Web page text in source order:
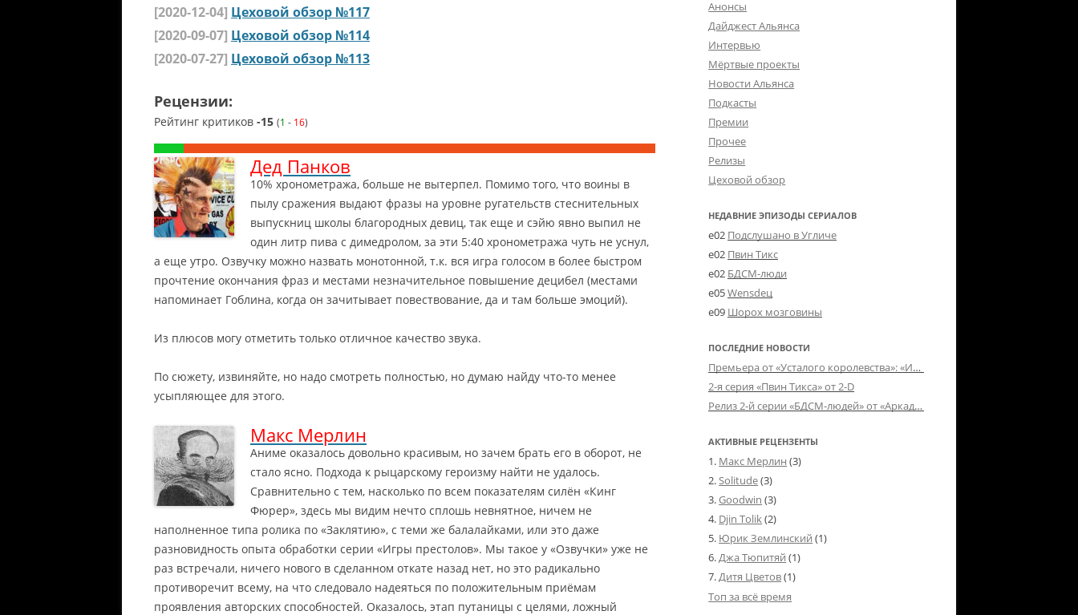
[2020-12-04] Цеховой обзор №117
[2020-09-07] Цеховой обзор №114
[2020-07-27] Цеховой обзор №113
Рецензии:
Рейтинг критиков -15 (1 - 16)
Дед Панков
10% хронометража, больше не вытерпел. Помимо того, что воины в
пылу сражения выдают фразы на уровне ругательств стеснительных
выпускниц школы благородных девиц, так еще и сэйю явно выпил не
один литр пива с димедролом, за эти 5:40 хронометража чуть не уснул,
а еще утро. Озвучку можно назвать монотонной, т.к. вся игра голосом в более быстром
прочтение окончания фраз и местами незначительное повышение децибел (местами
напоминает Гоблина, когда он зачитывает повествование, да и там больше эмоций).
Из плюсов могу отметить только отличное качество звука.
По сюжету, извиняйте, но надо смотреть полностью, но думаю найду что-то менее
усыпляющее для этого.
Макс Мерлин
Аниме оказалось довольно красивым, но зачем брать его в оборот, не
стало ясно. Подхода к рыцарскому героизму найти не удалось.
Сравнительно с тем, насколько по всем показателям силён «Кинг
Фюрер», здесь мы видим нечто сплошь невнятное, ничем не
наполненное типа ролика по «Заклятию», с теми же балалайками, или это даже
разновидность опыта обработки серии «Игры престолов». Мы такое у «Озвучки» уже не
раз встречали, ничего нового в сделанном откате назад нет, но это радикально
противоречит всему, на что следовало надеяться по положительным приёмам
проявления авторских способностей. Оказалось, этап путаницы с целями, ложный
Анонсы
Дайджест Альянса
Интервью
Мёртвые проекты
Новости Альянса
Подкасты
Премии
Прочее
Релизы
Цеховой обзор
НЕДАВНИЕ ЭПИЗОДЫ СЕРИАЛОВ
e02 Подслушано в Угличе
e02 Пвин Тикс
e02 БДСМ-люди
e05Wensdeц
e09 Шорох мозговины
ПОСЛЕДНИЕ НОВОСТИ
Премьера от «Усталого королевства»: «Игорь начал»
2-я серия «Пвин Тикса» от 2-D
Релиз 2-й серии «БДСМ-людей» от «Аркада Фильм»
АКТИВНЫЕ РЕЦЕНЗЕНТЫ
Макс Мерлин (3)
Solitude(3)
Goodwin (3)
Djin Tolik(2)
Юрик Землинский (1)
Джа Тюпитяй (1)
Дитя Цветов(1)
Топ за всё время